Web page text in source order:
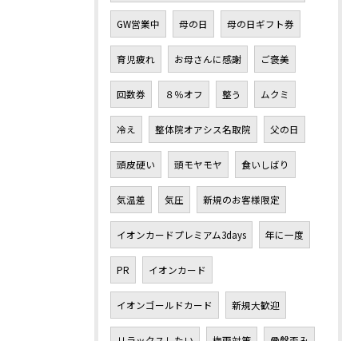
GW営業中 母の日 母の日ギフト券
育児疲れ お母さんに感謝 ご褒美
回数券 ８％オフ 整う ムクミ
冷え 整体院オアシス名取院 父の日
頭皮硬い 頭モヤモヤ 食いしばり
気温差 気圧 新規のお客様限定
イオンカードプレミアム3days 年に一度
PR イオンカード
イオンゴールドカード 新規大歓迎